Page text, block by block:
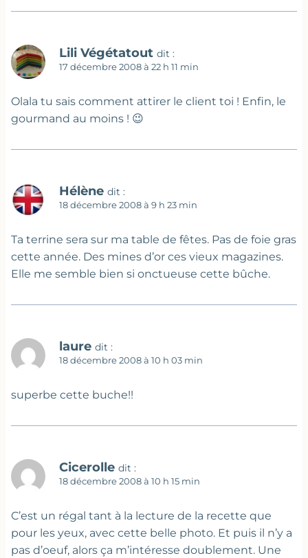
Lili Végétatout dit :
17 décembre 2008 à 22 h 11 min
Olala tu sais comment attirer le client toi ! Enfin, le
gourmand au moins ! 😉
Hélène dit :
18 décembre 2008 à 9 h 23 min
Ta terrine sera sur ma table de fêtes. Pas de foie gras
cette année. Des mines d’or ces vieux magazines.
Elle me semble bien si onctueuse cette bûche.
laure dit :
18 décembre 2008 à 10 h 03 min
superbe cette buche!!
Cicerolle dit :
18 décembre 2008 à 10 h 15 min
C’est un régal tant à la lecture de la recette que
pour les yeux, avec cette belle photo. Et puis il n’y a
pas d’oeuf, alors ça m’intéresse doublement. Une